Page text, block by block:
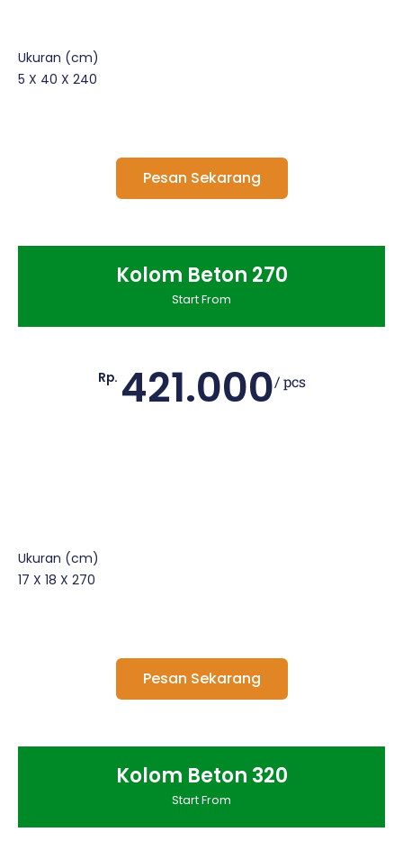
Ukuran (cm)
5 X 40 X 240
Pesan Sekarang
Kolom Beton 270
Start From
Rp. 421.000/ pcs
Ukuran (cm)
17 X 18 X 270
Pesan Sekarang
Kolom Beton 320
Start From